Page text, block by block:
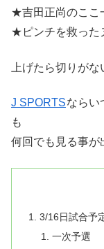
★吉田正尚のここ
★ピンチを救った
上げたら切りが
J SPORTSならい
も
何回でも見る事が
3/16日試合予
一次予選